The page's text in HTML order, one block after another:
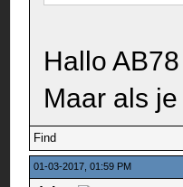
Hallo
Maar als
Find
01-03-2017, 01:59 PM